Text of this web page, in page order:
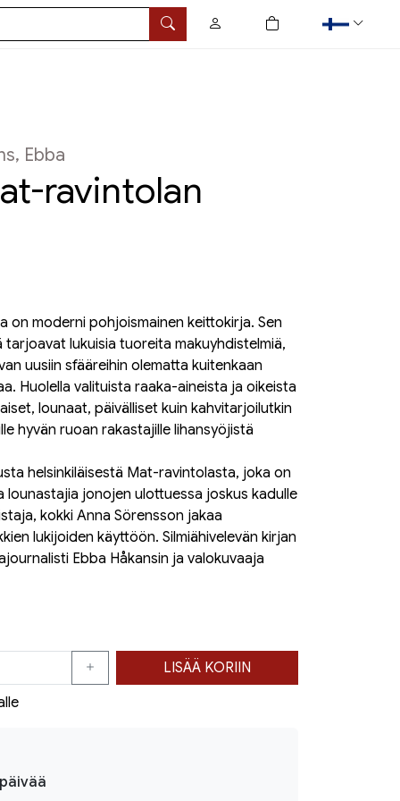
Hae
0
tuotetta ostoskorissa
Ebba
ravintolan
on moderni pohjoismainen keittokirja. Sen
lukuisia tuoreita makuyhdistelmiä,
uusiin sfääreihin olematta kuitenkaan
Huolella valituista raaka-aineista ja oikeista
lounaat, päivälliset kuin kahvitarjoilutkin
hyvän ruoan rakastajille lihansyöjistä
helsinkiläisestä Mat-ravintolasta, joka on
lounastajia jonojen ulottuessa joskus kadulle
kokki Anna Sörensson jakaa
lukijoiden käyttöön. Silmiähivelevän kirjan
Ebba Håkansin ja valokuvaaja
LISÄÄ KORIIN